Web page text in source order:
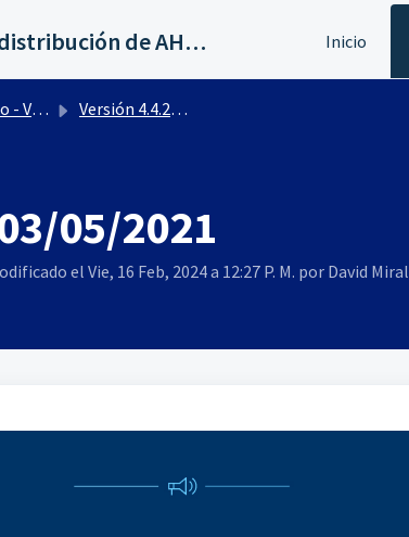
Servicios al canal de distribución de AHORA Inicio
Versión 4.4.2200
05/2021
el Vie, 16 Feb, 2024 a 12:27 P. M. por David